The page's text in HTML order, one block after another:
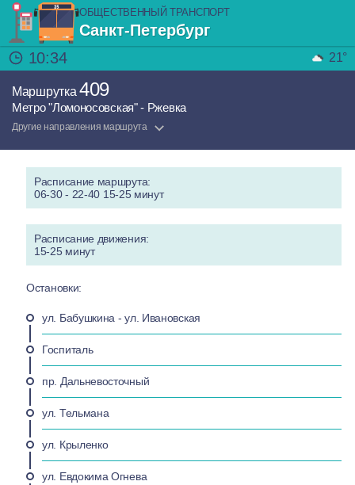
ОБЩЕСТВЕННЫЙ ТРАНСПОРТ
Санкт-Петербург
10:34
21°
Маршрутка 409
Метро "Ломоносовская" - Ржевка
Другие направления маршрута
Расписание маршрута:
06-30 - 22-40 15-25 минут
Расписание движения:
15-25 минут
Остановки:
ул. Бабушкина - ул. Ивановская
Госпиталь
пр. Дальневосточный
ул. Тельмана
ул. Крыленко
ул. Евдокима Огнева